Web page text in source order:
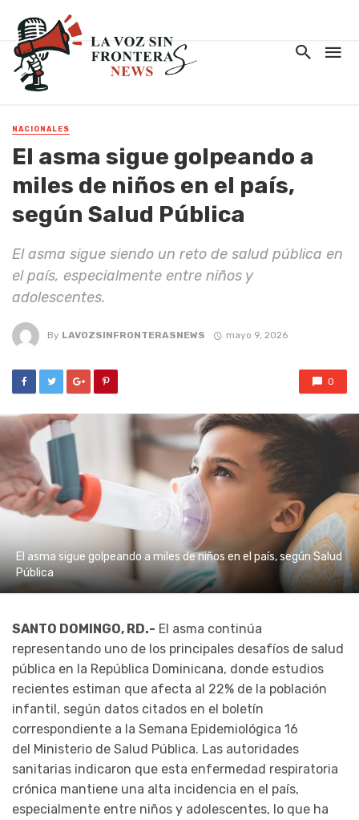
NACIONALES
El asma sigue golpeando a
miles de niños en el país,
según Salud Pública
El asma sigue siendo un reto de salud pública en
el país, especialmente entre niños y
adolescentes.
By LAVOZSINFRONTERASNEWS mayo 9, 2026
0
El asma sigue golpeando a miles de niños en el país, según Salud
Pública
SANTO DOMINGO, RD.- El asma continúa
representando uno de los principales desafíos de salud
pública en la República Dominicana, donde estudios
recientes estiman que afecta al 22% de la población
infantil, según datos citados en el boletín
correspondiente a la Semana Epidemiológica 16
del Ministerio de Salud Pública. Las autoridades
sanitarias indicaron que esta enfermedad respiratoria
crónica mantiene una alta incidencia en el país,
especialmente entre niños y adolescentes, lo que ha